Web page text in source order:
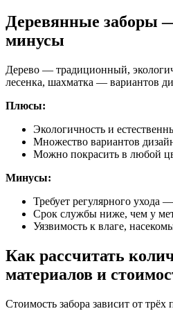
Деревянные заборы
минусы
Дерево — традиционный,
лесенка, шахматка — вариантов
Плюсы:
Экологичность и
Множество вариантов
Можно покрасить в любой
Минусы:
Требует регулярного ухода
Срок службы ниже, чем у
Уязвимость к влаге,
Как рассчитать
материалов и
Стоимость забора зависит от трёх